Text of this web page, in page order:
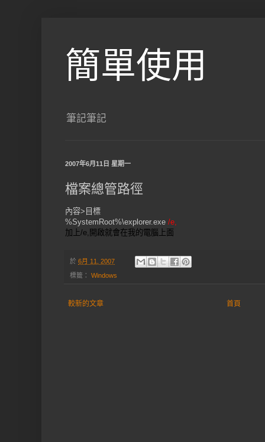
簡單使用
筆記筆記
2007年6月11日 星期一
檔案總管路徑
內容>目標
%SystemRoot%\explorer.exe /e,
加上/e,開啟就會在我的電腦上面
於 6月 11, 2007
標籤： Windows
較新的文章 首頁